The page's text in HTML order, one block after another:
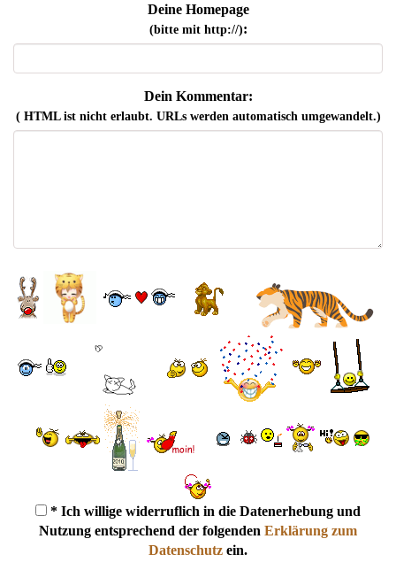
Deine Homepage
(bitte mit http://):
Dein Kommentar:
( HTML ist nichterlaubt. URLs werden automatisch umgewandelt.)
* Ich willige widerruflich in die Datenerhebung und
Nutzung entsprechend der folgenden Erklärung zum
Datenschutz ein.